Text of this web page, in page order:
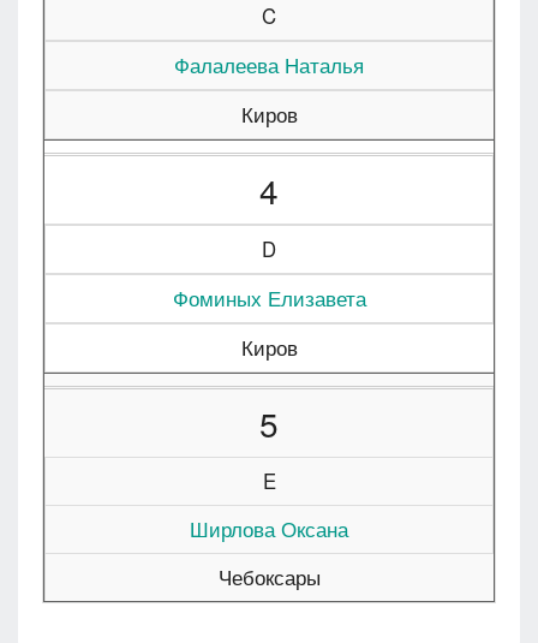
C
Фалалеева Наталья
Киров
4
D
Фоминых Елизавета
Киров
5
E
Ширлова Оксана
Чебоксары